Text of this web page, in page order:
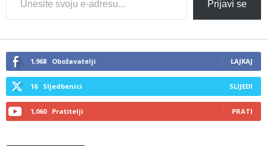
your
email…
Prijavi se
1,968 Obožavatelji LAJKAJ
16 Sljedbenici SLIJEDI
1,060 Pratitelji PRATI